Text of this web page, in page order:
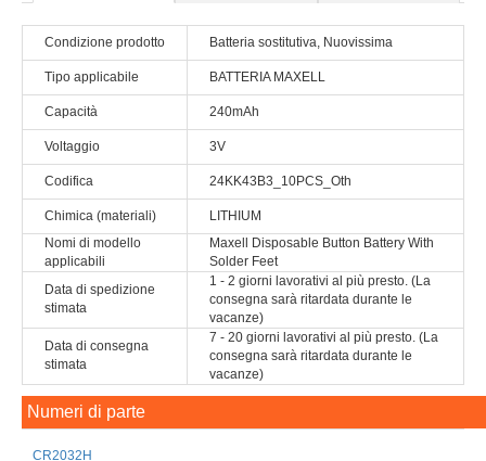
Condizione prodotto Batteria sostitutiva, Nuovissima
Tipo applicabile BATTERIA MAXELL
Capacità 240mAh
Voltaggio 3V
Codifica 24KK43B3_10PCS_Oth
Chimica (materiali)
LITHIUM
Nomi di modello
applicabili
Maxell Disposable Button Battery With
Solder Feet
Data di spedizione
stimata
1 - 2 giorni lavorativi al più presto. (La
consegna sarà ritardata durante le
vacanze)
Data di consegna
stimata
7 - 20 giorni lavorativi al più presto. (La
consegna sarà ritardata durante le
vacanze)
Numeri di parte
CR2032H